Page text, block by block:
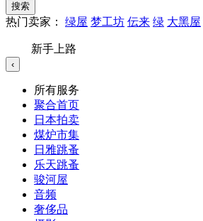
搜索
热门卖家： 绿屋 梦工坊 伝来 绿 大黑屋
新手上路
‹
所有服务
聚合首页
日本拍卖
煤炉市集
日雅跳蚤
乐天跳蚤
骏河屋
音频
奢侈品